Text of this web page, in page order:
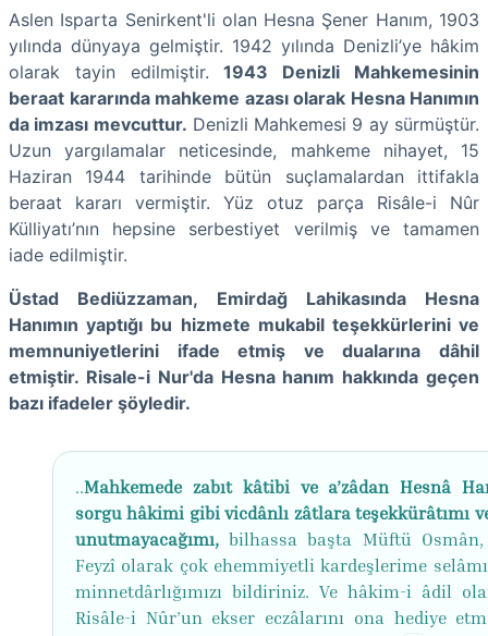
Aslen Isparta Senirkent'li olan Hesna Şener Hanım, 1903
yılında dünyaya gelmiştir. 1942 yılında Denizli’ye hâkim
olarak tayin edilmiştir.1943 Denizli Mahkemesinin
beraat kararında mahkeme azası olarak Hesna Hanımın
da imzası mevcuttur. Denizli Mahkemesi 9 ay sürmüştür.
Uzun yargılamalar neticesinde, mahkeme nihayet, 15
Haziran 1944 tarihinde bütün suçlamalardan ittifakla
beraat kararı vermiştir. Yüz otuz parça Risâle-i Nûr
Külliyatı’nın hepsine serbestiyet verilmiş ve tamamen
iade edilmiştir.
Üstad Bediüzzaman, Emirdağ Lahikasında Hesna
Hanımın yaptığı bu hizmete mukabil teşekkürlerini ve
memnuniyetlerini ifade etmiş ve dualarına dâhil
etmiştir. Risale-i Nur'da Hesna hanım hakkında geçen
bazı ifadeler şöyledir.
..Mahkemede zabıt kâtibi ve a’zâdan Hesnâ
sorgu hâkimi gibi vicdânlı zâtlara teşekkürâtımı
unutmayacağımı, bilhassa başta Müftü
Feyzî olarak çok ehemmiyetli kardeşlerime
minnetdârlığımızı bildiriniz. Ve hâkim-i âdil
Risâle-i Nûr’un ekser eczâlarını ona hediye